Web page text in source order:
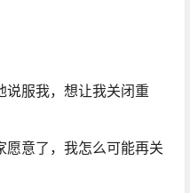
说服我，想让我关闭重
愿意了，我怎么可能再关